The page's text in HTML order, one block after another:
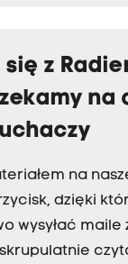
z
na
na
dzięki
wysyłać maile